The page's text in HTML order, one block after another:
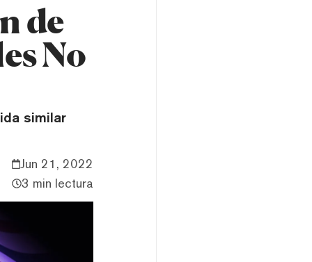
de
No
similar
Jun 21, 2022
3 min lectura